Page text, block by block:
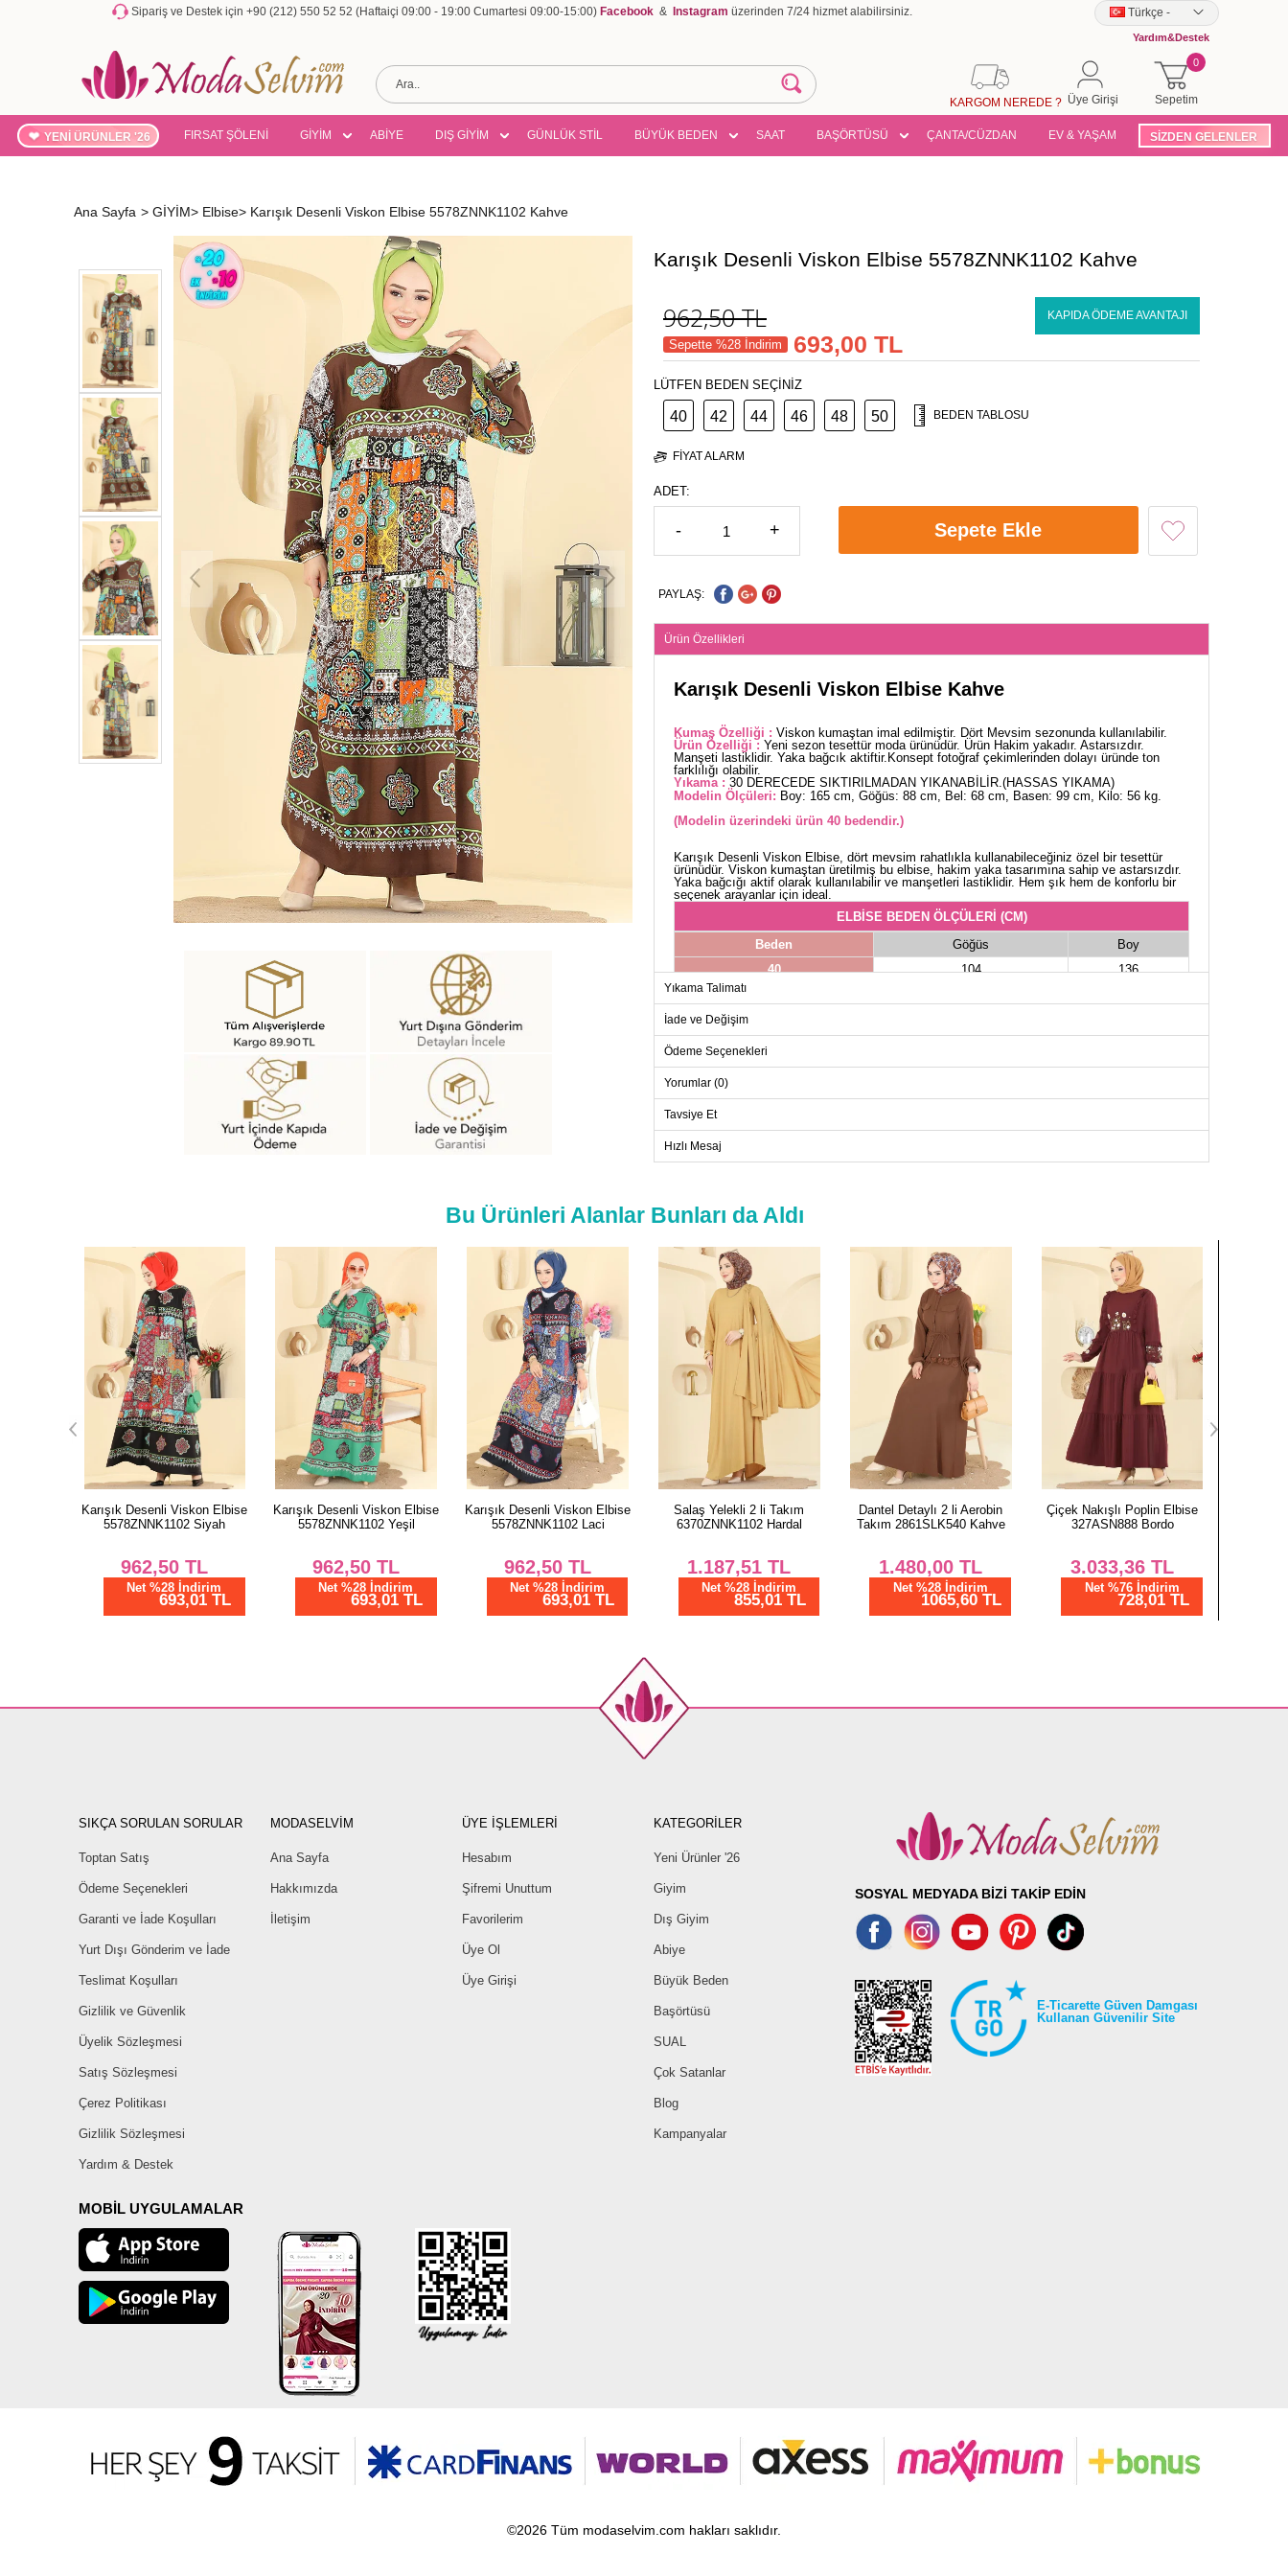
Sipariş ve Destek için +90 (212) 550 52 52 (Haftaiçi 09:00 - 19:00 Cumartesi 09:00-15:00) Facebook & Instagram üzerinden 7/24 hizmet alabilirsiniz. Türkçe -
Yardım&Destek
Sepetim
0
Üye Girişi
KARGOM NEREDE ?
YENİ ÜRÜNLER '26 FIRSAT ŞÖLENİ GİYİM ABİYE DIŞ GİYİM GÜNLÜK STİL BÜYÜK BEDEN SAAT BAŞÖRTÜSÜ ÇANTA/CÜZDAN EV & YAŞAM SİZDEN GELENLER
Ana Sayfa > GİYİM> Elbise> Karışık Desenli Viskon Elbise 5578ZNNK1102 Kahve
Karışık Desenli Viskon Elbise 5578ZNNK1102 Kahve
962,50TL KAPIDA ÖDEME AVANTAJI
Sepette %28 İndirim 693,00 TL
LÜTFEN BEDEN SEÇİNİZ
40 42 44 46 48 50 BEDEN TABLOSU
FIYAT ALARM
ADET:
- + Sepete Ekle
PAYLAŞ:
Ürün Özellikleri
Karışık Desenli Viskon Elbise Kahve
Kumaş Özelliği : Viskon kumaştan imal edilmiştir. Dört Mevsim sezonunda kullanılabilir.
Ürün Özelliği : Yeni sezon tesettür moda ürünüdür. Ürün Hakim yakadır. Astarsızdır.
Manşeti lastiklidir. Yaka bağcık aktiftir.Konsept fotoğraf çekimlerinden dolayı üründe ton
farklılığı olabilir.
Yıkama : 30 DERECEDE SIKTIRILMADAN YIKANABİLİR.(HASSAS YIKAMA)
Modelin Ölçüleri: Boy: 165 cm, Göğüs: 88 cm, Bel: 68 cm, Basen: 99 cm, Kilo: 56 kg.
(Modelin üzerindeki ürün 40 bedendir.)
Karışık Desenli Viskon Elbise, dört mevsim rahatlıkla kullanabileceğiniz özel bir tesettür
ürünüdür. Viskon kumaştan üretilmiş bu elbise, hakim yaka tasarımına sahip ve astarsızdır.
Yaka bağcığı aktif olarak kullanılabilir ve manşetleri lastiklidir. Hem şık hem de konforlu bir
seçenek arayanlar için ideal.
ELBİSE BEDEN ÖLÇÜLERİ (CM)
Beden
Göğüs
Boy
40
104
136
48
118
136
Yıkama Talimatı
İade ve Değişim
Ödeme Seçenekleri
Yorumlar (0)
Tavsiye Et
Hızlı Mesaj
Bu Ürünleri Alanlar Bunları da Aldı
Karışık Desenli Viskon Elbise
5578ZNNK1102 Yeşil
962,50 TL
Net %28 İndirim
693,01 TL
Karışık Desenli Viskon Elbise
5578ZNNK1102 Laci
962,50 TL
Net %28 İndirim
693,01 TL
Salaş Yelekli 2 li Takım
6370ZNNK1102 Hardal
1.187,51TL
Net %28 İndirim
855,01 TL
Dantel Detaylı 2 li Aerobin
Takım 2861SLK540 Kahve
1.480,00 TL
Net %28 İndirim
1065,60 TL
Çiçek Nakışlı Poplin Elbise
327ASN888 Bordo
3.033,36 TL
Net %76 İndirim
728,01 TL
Yarım Düğmeli Kapşonlu
Takım 2546SL432
2.433,35TL
Net %76 İndirim
584,00 TL
SIKÇA SORULAN SORULAR
Toptan Satış
Ödeme Seçenekleri
Garanti ve İade Koşulları
Yurt Dışı Gönderim ve İade
Teslimat Koşulları
Gizlilik ve Güvenlik
Üyelik Sözleşmesi
Satış Sözleşmesi
Çerez Politikası
Gizlilik Sözleşmesi
Yardım & Destek
MODASELVİM
Ana Sayfa
Hakkımızda
İletişim
ÜYE İŞLEMLERİ
Hesabım
Şifremi Unuttum
Favorilerim
Üye Ol
Üye Girişi
KATEGORİLER
Yeni Ürünler '26
Giyim
Dış Giyim
Abiye
Büyük Beden
Başörtüsü
SUAL
Çok Satanlar
Blog
Kampanyalar
MOBİL UYGULAMALAR
SOSYAL MEDYADA BİZİ TAKİP EDİN
E-Ticarette Güven Damgası
Kullanan Güvenilir Site
©2026 Tüm modaselvim.com hakları saklıdır.